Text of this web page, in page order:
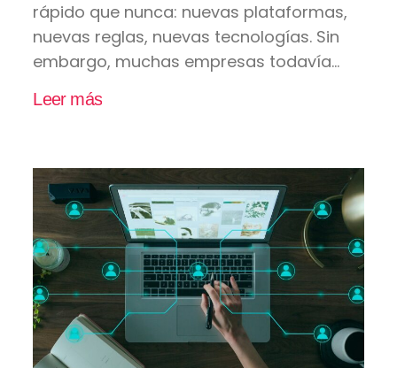
rápido que nunca: nuevas plataformas,
nuevas reglas, nuevas tecnologías. Sin
embargo, muchas empresas todavía...
Leer más